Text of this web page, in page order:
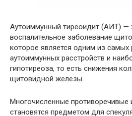
Аутоиммунный тиреоидит (АИТ) —
воспалительное заболевание
которое является одним из самых
аутоиммунных расстройств и
гипотиреоза, то есть снижения
щитовидной железы.
Многочисленные противоречивые
становятся предметом для